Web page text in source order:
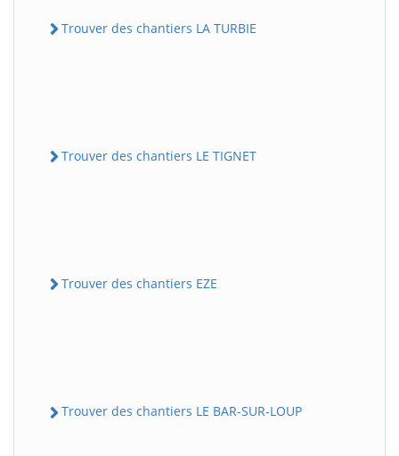
Trouver des chantiers LA TURBIE
Trouver des chantiers LE TIGNET
Trouver des chantiers EZE
Trouver des chantiers LE BAR-SUR-LOUP